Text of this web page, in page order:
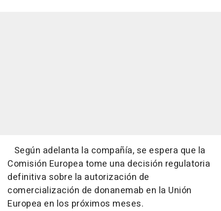
Según adelanta la compañía, se espera que la
Comisión Europea tome una decisión regulatoria
definitiva sobre la autorización de
comercialización de donanemab en la Unión
Europea en los próximos meses.